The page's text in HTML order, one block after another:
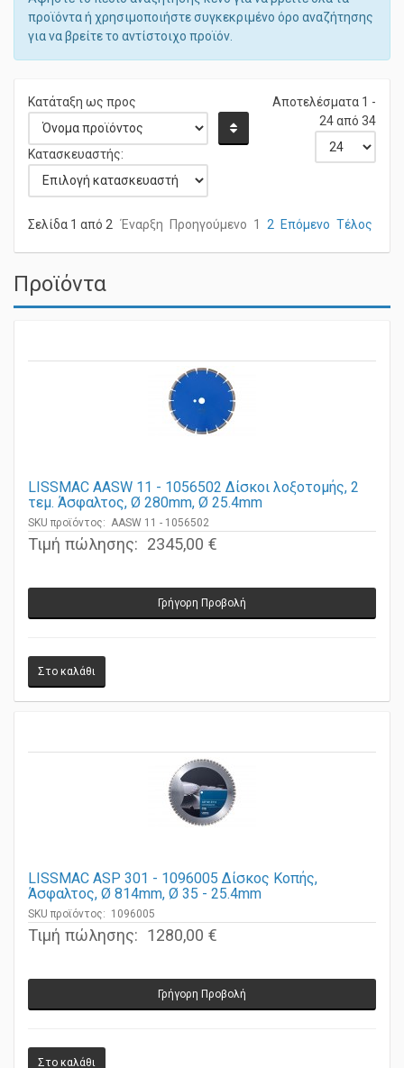
Αφήστε το πεδίο αναζήτησης κενό για να βρείτε όλα τα
προϊόντα ή χρησιμοποιήστε συγκεκριμένο όρο αναζήτησης
για να βρείτε το αντίστοιχο προϊόν.
Κατάταξη ως προς
Κατασκευαστής:
Αποτελέσματα 1 -
24 από 34
Έναρξη Προηγούμενο Επόμενο Τέλος
Προϊόντα
LISSMAC AASW 11 - 1056502 Δίσκοι λοξοτομής, 2
τεμ. Άσφαλτος, Ø 280mm, Ø 25.4mm
SKU προϊόντος: AASW 11 - 1056502
Τιμή πώλησης: 2345,00 €
LISSMAC ASP 301 - 1096005 Δίσκος Κοπής,
Άσφαλτος, Ø 814mm, Ø 35 - 25.4mm
SKU προϊόντος: 1096005
Τιμή πώλησης: 1280,00 €